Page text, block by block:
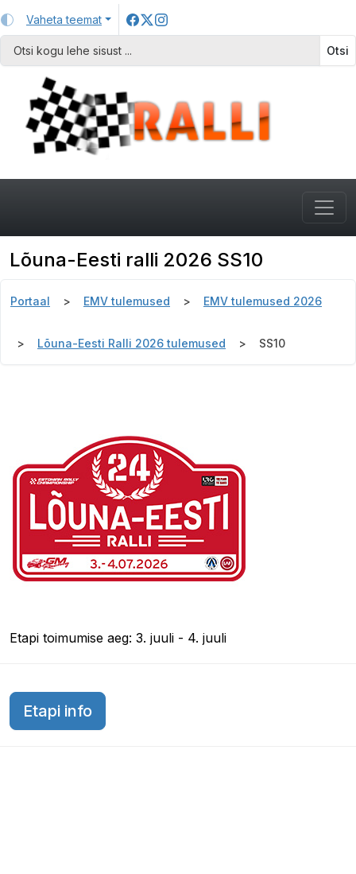
Vaheta teemat
Otsi
Lõuna-Eesti ralli 2026 SS10
Portaal EMV tulemused EMV tulemused 2026
Lõuna-Eesti Ralli 2026 tulemused SS10
Etapi toimumise aeg: 3. juuli - 4. juuli
Etapi info